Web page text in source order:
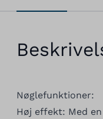
Nøglefunktioner:
Høj effekt: Med